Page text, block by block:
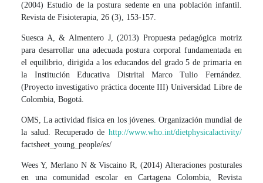
(2004) Estudio de la postura sedente en una población infantil.
Revista de Fisioterapia, 26 (3), 153-157.
Suesca A, & Almentero J, (2013) Propuesta pedagógica motriz
para desarrollar una adecuada postura corporal fundamentada en
el equilibrio, dirigida a los educandos del grado 5 de primaria en
la Institución Educativa Distrital Marco Tulio Fernández.
(Proyecto investigativo práctica docente III) Universidad Libre de
Colombia, Bogotá.
OMS, La actividad física en los jóvenes. Organización mundial de
la salud. Recuperado de http://www.who.int/dietphysicalactivity/
factsheet_young_people/es/
Wees Y, Merlano N & Viscaino R, (2014) Alteraciones posturales
en una comunidad escolar en Cartagena Colombia, Revista